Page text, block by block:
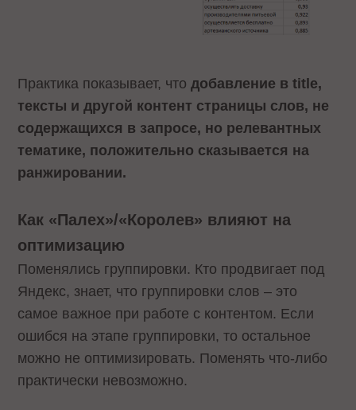
Практика показывает, чтодобавление в title,
тексты и другой контент страницы слов, не
содержащихся в запросе, но релевантных
тематике, положительно сказывается на
ранжировании.
Как «Палех»/«Королев» влияют на
оптимизацию
Поменялись группировки. Кто продвигает под
Яндекс, знает, что группировки слов – это
самое важное при работе с контентом. Если
ошибся на этапе группировки, то остальное
можно не оптимизировать. Поменять что-либо
практически невозможно.